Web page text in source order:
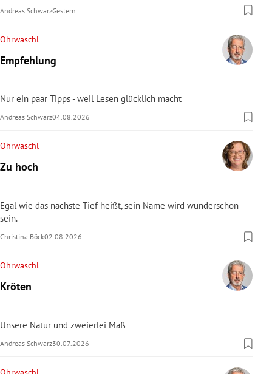
Andreas SchwarzGestern
Ohrwaschl
Empfehlung
Nur ein paar Tipps - weil Lesen glücklich macht
Andreas Schwarz04.08.2026
Ohrwaschl
Zu hoch
Egal wie das nächste Tief heißt, sein Name wird wunderschön
sein.
Christina Böck02.08.2026
Ohrwaschl
Kröten
Unsere Natur und zweierlei Maß
Andreas Schwarz30.07.2026